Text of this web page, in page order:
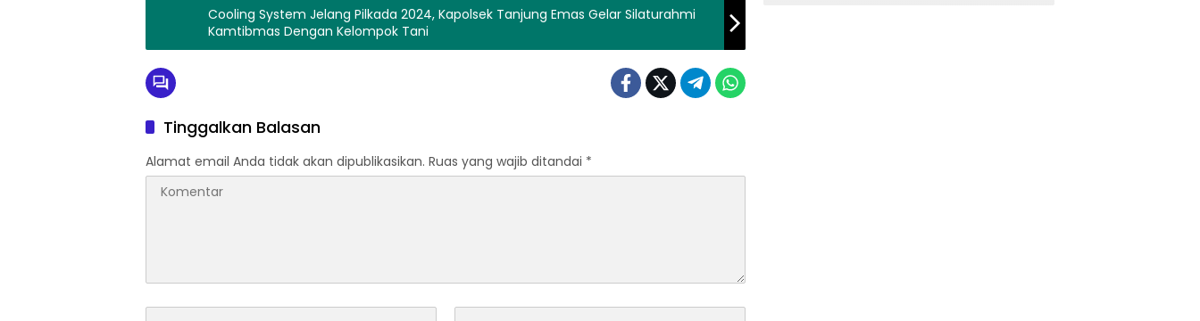
Cooling System Jelang Pilkada 2024, Kapolsek Tanjung Emas Gelar Silaturahmi
Kamtibmas Dengan Kelompok Tani
Tinggalkan Balasan
Alamat email Anda tidak akan dipublikasikan. Ruas yang wajib ditandai *